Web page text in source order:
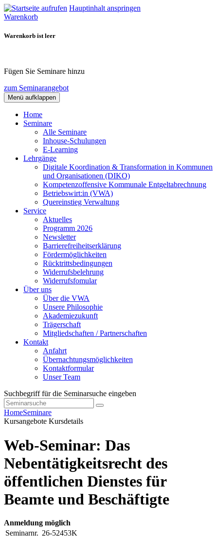
Hauptinhalt anspringen
Warenkorb
Warenkorb ist leer
Fügen Sie Seminare hinzu
zum Seminarangebot
Menü aufklappen
Home
Seminare
Alle Seminare
Inhouse-Schulungen
E-Learning
Lehrgänge
Digitale Koordination & Transformation in Kommunen
und Organisationen (DIKO)
Kompetenzoffensive Kommunale Entgeltabrechnung
Betriebswirt:in (VWA)
Quereinstieg Verwaltung
Service
Aktuelles
Programm 2026
Newsletter
Barrierefreiheitserklärung
Fördermöglichkeiten
Rücktrittsbedingungen
Widerrufsbelehrung
Widerrufsfomular
Über uns
Über die VWA
Unsere Philosophie
Akademiezukunft
Trägerschaft
Mitgliedschaften / Partnerschaften
Kontakt
Anfahrt
Übernachtungsmöglichkeiten
Kontaktformular
Unser Team
Suchbegriff für die Seminarsuche eingeben
HomeSeminare
Kursangebote Kursdetails
Web-Seminar: Das
Nebentätigkeitsrecht des
öffentlichen Dienstes für
Beamte und Beschäftigte
Anmeldung möglich
Seminarnr. 26-52453K